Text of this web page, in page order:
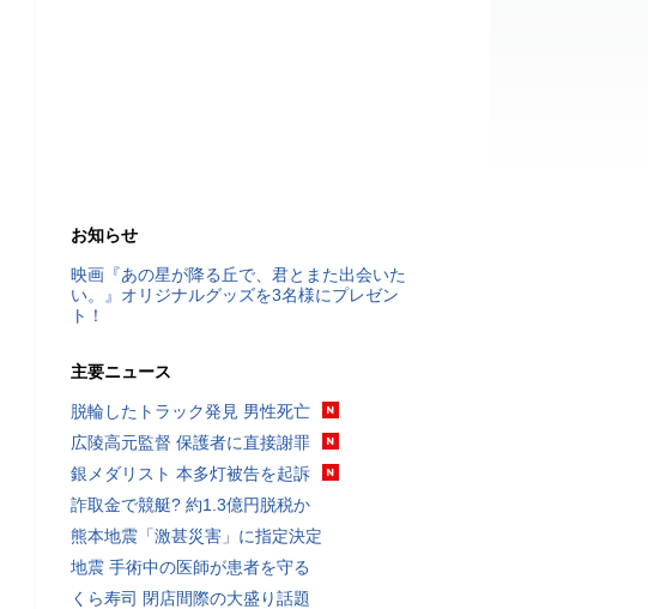
お知らせ
映画『あの星が降る丘で、君とまた出会いた
い。』オリジナルグッズを3名様にプレゼン
ト！
主要ニュース
脱輪したトラック発見 男性死亡
広陵高元監督 保護者に直接謝罪
銀メダリスト 本多灯被告を起訴
詐取金で競艇? 約1.3億円脱税か
熊本地震「激甚災害」に指定決定
地震 手術中の医師が患者を守る
くら寿司 閉店間際の大盛り話題